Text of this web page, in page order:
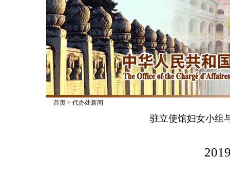
首页> 代办处新闻
驻立使馆妇女小组